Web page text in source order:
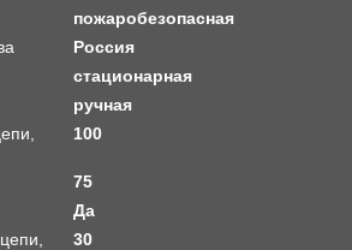
пожаробезопасная
Россия
стационарная
ручная
100
75
Да
30